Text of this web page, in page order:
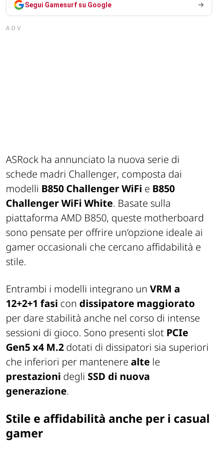
Segui Gamesurf su Google
ADV
ASRock ha annunciato la nuova serie di
schede madri Challenger, composta dai
modelli B850 Challenger WiFi e B850
Challenger WiFi White. Basate sulla
piattaforma AMD B850, queste motherboard
sono pensate per offrire un’opzione ideale ai
gamer occasionali che cercano affidabilità e
stile.
Entrambi i modelli integrano un VRM a
12+2+1 fasi con dissipatore maggiorato
per dare stabilità anche nel corso di intense
sessioni di gioco. Sono presenti slot PCIe
Gen5 x4 M.2 dotati di dissipatori sia superiori
che inferiori per mantenere alte le
prestazioni degli SSD di nuova
generazione.
Stile e affidabilità anche per i casual
gamer